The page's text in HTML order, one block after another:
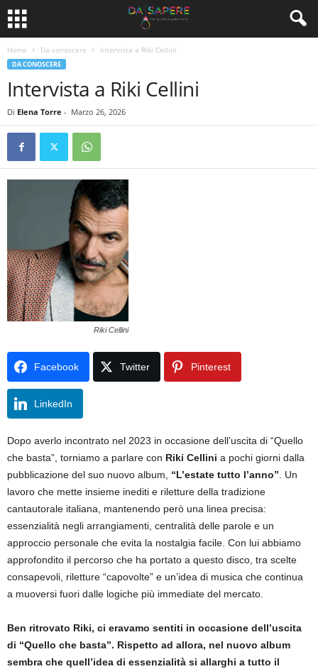
Home Da conoscere Intervista a Riki Cellini
DA CONOSCERE
Intervista a Riki Cellini
Di Elena Torre - Marzo 26, 2026
Riki Cellini
Facebook Twitter Pinterest
LinkedIn
Dopo averlo incontrato nel 2023 in occasione dell’uscita di “Quello
che basta”, torniamo a parlare con Riki Cellini a pochi giorni dalla
pubblicazione del suo nuovo album, “L’estate tutto l’anno” . Un
lavoro che mette insieme inediti e riletture della tradizione
cantautorale italiana, mantenendo però una linea precisa:
essenzialità negli arrangiamenti, centralità delle parole e un
approccio personale che evita la nostalgia facile. Con lui abbiamo
approfondito il percorso che ha portato a questo disco, tra scelte
consapevoli, riletture “capovolte” e un’idea di musica che continua
a muoversi fuori dalle logiche più immediate del mercato.
Ben ritrovato Riki, ci eravamo sentiti in occasione dell’uscita
di “Quello che basta”. Rispetto ad allora, nel nuovo album
sembra che quell’idea di essenzialità si allarghi a tutto il